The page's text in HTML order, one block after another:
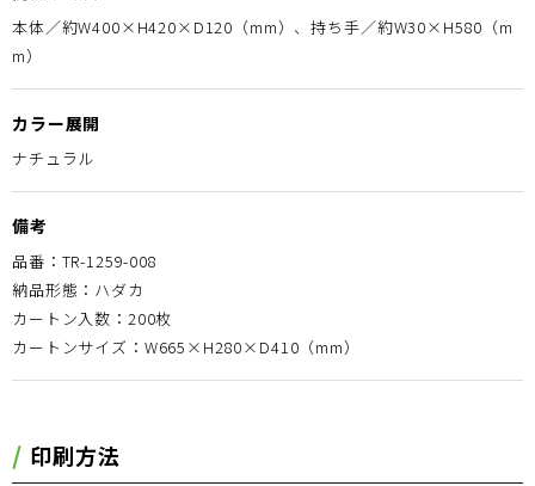
本体／約W400×H420×D120（mm）、持ち手／約W30×H580（m
m）
カラー展開
ナチュラル
備考
品番：TR-1259-008
納品形態：ハダカ
カートン入数：200枚
カートンサイズ：W665×H280×D410（mm）
印刷方法